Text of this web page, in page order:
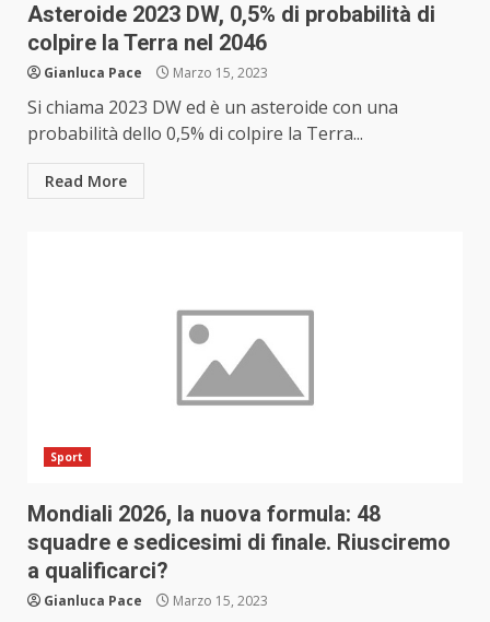
Asteroide 2023 DW, 0,5% di probabilità di
colpire la Terra nel 2046
Gianluca Pace Marzo 15, 2023
Si chiama 2023 DW ed è un asteroide con una
probabilità dello 0,5% di colpire la Terra...
Read More
Sport
Mondiali 2026, la nuova formula: 48
squadre e sedicesimi di finale. Riusciremo
a qualificarci?
Gianluca Pace Marzo 15, 2023